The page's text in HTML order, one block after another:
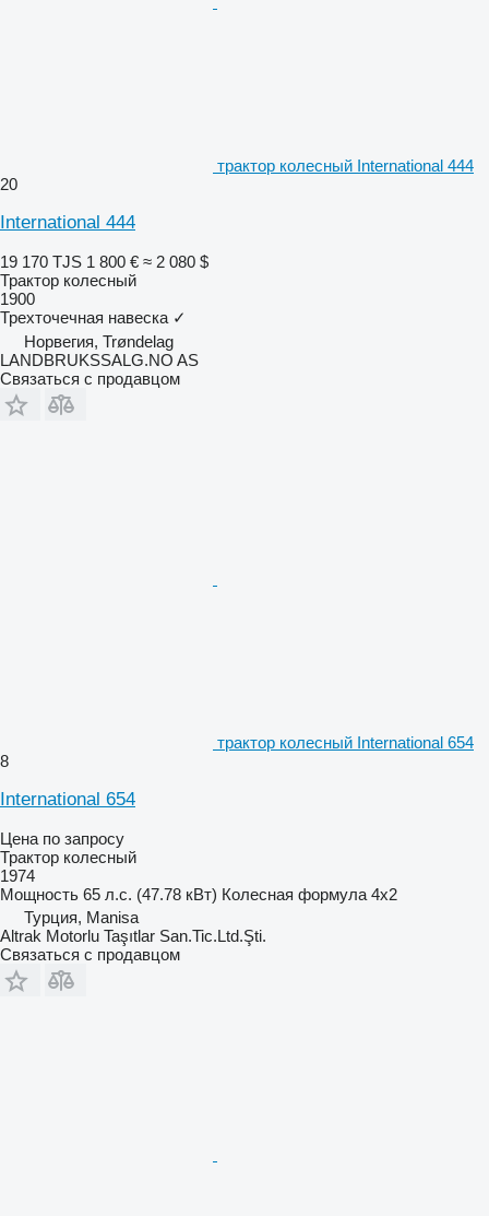
трактор колесный International 444
20
International 444
19 170 TJS 1 800 € ≈ 2 080 $
Трактор колесный
1900
Трехточечная навеска ✓
Норвегия, Trøndelag
LANDBRUKSSALG.NO AS
Связаться с продавцом
трактор колесный International 654
8
International 654
Цена по запросу
Трактор колесный
1974
Мощность 65 л.с. (47.78 кВт) Колесная формула 4x2
Турция, Manisa
Altrak Motorlu Taşıtlar San.Tic.Ltd.Şti.
Связаться с продавцом